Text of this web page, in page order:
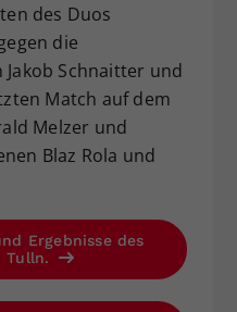
des Duos
die
Schnaitter und
Match auf dem
Melzer und
Blaz Rola und
Ergebnisse des
Tulln.